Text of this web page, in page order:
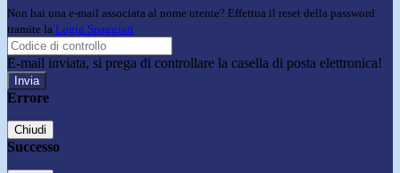
Non hai una e-mail associata al nome utente? Effettua il reset della password
tramite la Login Spaggiari
E-mail inviata, si prega di controllare la casella di posta elettronica!
Errore
Chiudi
Successo